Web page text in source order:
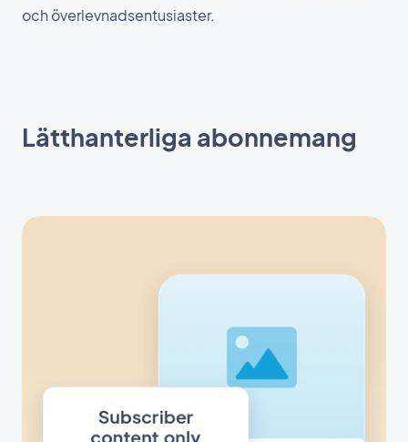
och överlevnadsentusiaster.
Lätthanterliga abonnemang